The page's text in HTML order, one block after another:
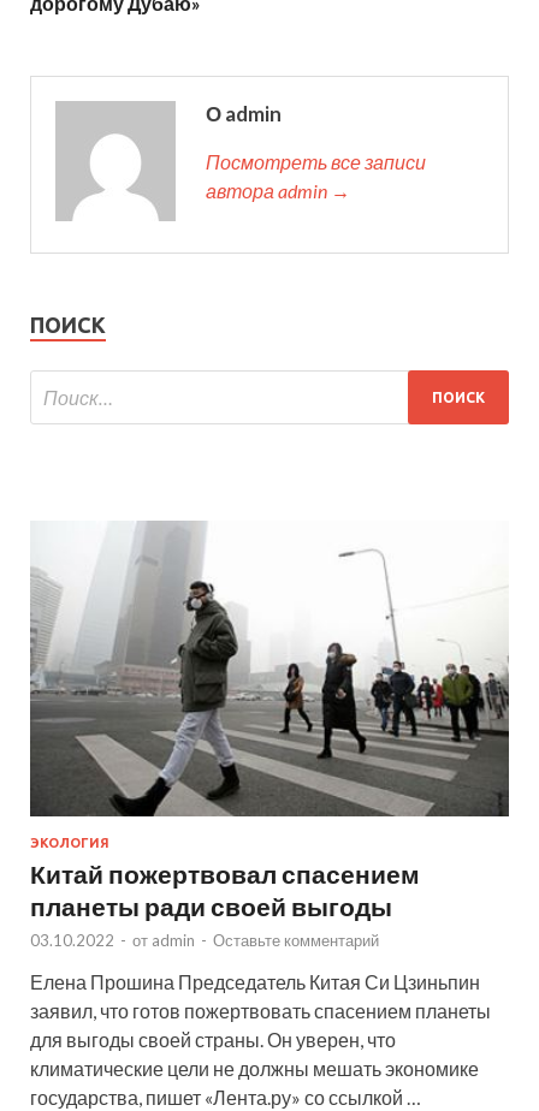
О admin
Посмотреть все записи
автора admin →
ПОИСК
ЭКОЛОГИЯ
Китай пожертвовал спасением
планеты ради своей выгоды
03.10.2022 - от admin - Оставьте комментарий
Елена Прошина Председатель Китая Си Цзиньпин
заявил, что готов пожертвовать спасением планеты
для выгоды своей страны. Он уверен, что
климатические цели не должны мешать экономике
государства, пишет «Лента.ру» со ссылкой …